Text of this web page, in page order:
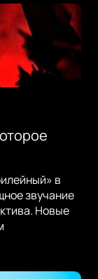
в
звучание
Новые